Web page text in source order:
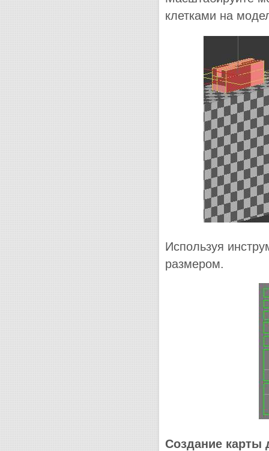
клетками на
Используя
размером.
Создание карты